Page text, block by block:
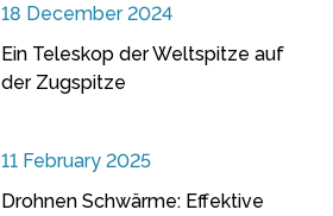
18 December 2024
Ein Teleskop der Weltspitze auf
der Zugspitze
11 February 2025
Drohnen Schwärme: Effektive